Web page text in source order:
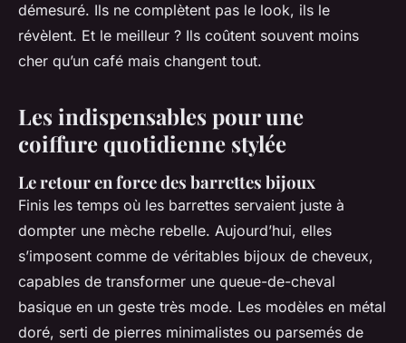
démesuré. Ils ne complètent pas le look, ils le
révèlent. Et le meilleur ? Ils coûtent souvent moins
cher qu’un café mais changent tout.
Les indispensables pour une
coiffure quotidienne stylée
Le retour en force des barrettes bijoux
Finis les temps où les barrettes servaient juste à
dompter une mèche rebelle. Aujourd’hui, elles
s’imposent comme de véritables bijoux de cheveux,
capables de transformer une queue-de-cheval
basique en un geste très mode. Les modèles en métal
doré, serti de pierres minimalistes ou parsemés de